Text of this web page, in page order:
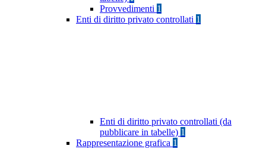
Provvedimenti 1
Enti di diritto privato controllati 1
Enti di diritto privato controllati (da
pubblicare in tabelle) 1
Rappresentazione grafica 1